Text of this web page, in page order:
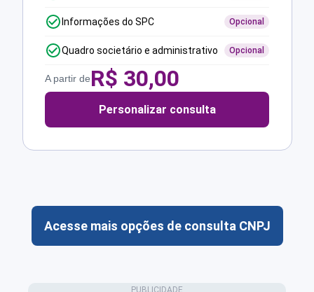
Informações do SPC Opcional
Quadro societário e administrativo Opcional
A partir deR$ 30,00
Personalizar consulta
Acesse mais opções de consulta CNPJ